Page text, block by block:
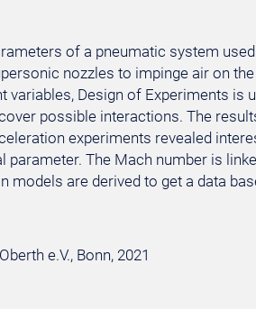
of a pneumatic system
nozzles to impinge air on
Design of Experiments is
possible interactions. The
experiments revealed
The Mach number is
are derived to get a data
e.V., Bonn, 2021